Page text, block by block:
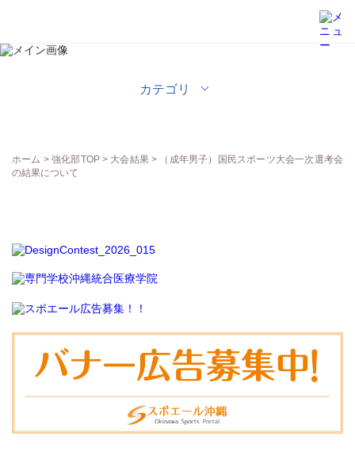
カテゴリ
ホーム >強化部TOP> 大会結果> （成年男子）国民スポーツ大会一次選考会
の結果について